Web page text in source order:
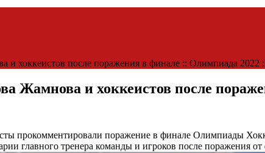
и хоккеистов после поражения в финале :: Олимпиада 2022
Жамнова и хоккеистов после
прокомментировали поражение в финале Олимпиады
главного тренера команды и игроков после поражения